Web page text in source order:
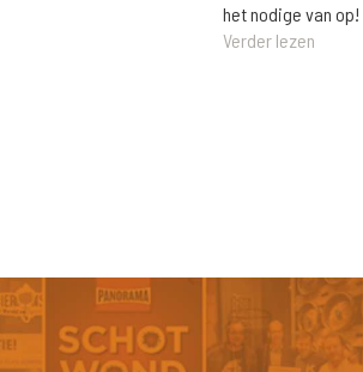
het nodige van op!
Verder lezen